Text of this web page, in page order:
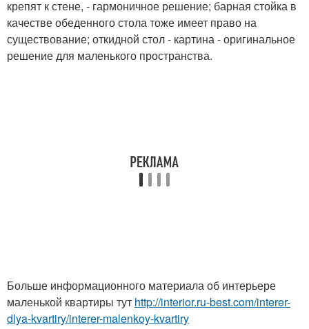
крепят к стене, - гармоничное решение; барная стойка в
качестве обеденного стола тоже имеет право на
существование; откидной стол - картина - оригинальное
решение для маленького пространства.
Больше информационного материала об интерьере
маленькой квартиры тут http://interior.ru-best.com/interer-
dlya-kvartiry/interer-malenkoy-kvartiry